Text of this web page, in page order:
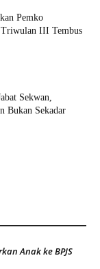
Pemko
III Tembus
Sekwan,
Bukan Sekadar
Anak ke BPJS